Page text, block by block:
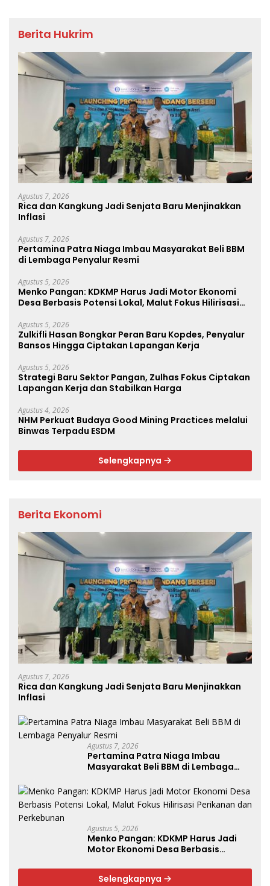
Berita Hukrim
Agustus 7, 2026
Rica dan Kangkung Jadi Senjata Baru Menjinakkan
Inflasi
Agustus 7, 2026
Pertamina Patra Niaga Imbau Masyarakat Beli BBM
di Lembaga Penyalur Resmi
Agustus 5, 2026
Menko Pangan: KDKMP Harus Jadi Motor Ekonomi
Desa Berbasis Potensi Lokal, Malut Fokus Hilirisasi
Agustus 5, 2026
Zulkifli Hasan Bongkar Peran Baru Kopdes, Penyalur
Bansos Hingga Ciptakan Lapangan Kerja
Agustus 5, 2026
Strategi Baru Sektor Pangan, Zulhas Fokus Ciptakan
Lapangan Kerja dan Stabilkan Harga
Agustus 4, 2026
NHM Perkuat Budaya Good Mining Practices melalui
Binwas Terpadu ESDM
Selengkapnya
Berita Ekonomi
Agustus 7, 2026
Rica dan Kangkung Jadi Senjata Baru Menjinakkan
Inflasi
Agustus 7, 2026
Pertamina Patra Niaga Imbau
Masyarakat Beli BBM di Lembaga
Agustus 5, 2026
Menko Pangan: KDKMP Harus Jadi
Motor Ekonomi Desa Berbasis
Perikanan dan Perkebunan
Selengkapnya